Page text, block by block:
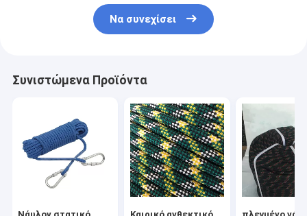
Να συνεχίσει
Συνιστώμενα Προϊόντα